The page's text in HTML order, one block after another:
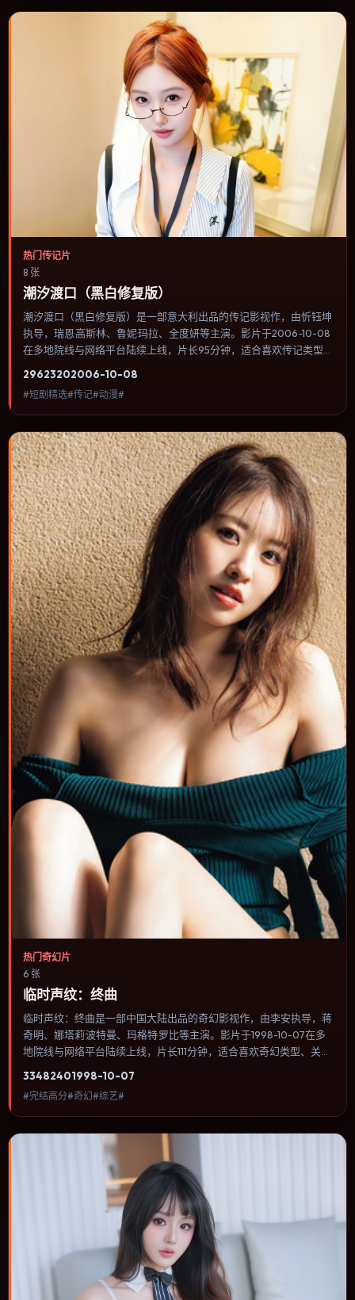
热门传记片
8 张
潮汐渡口（黑白修复版）
潮汐渡口（黑白修复版）是一部意大利出品的传记影视作，由忻钰坤
执导，瑞恩·高斯林、鲁妮·玛拉、全度妍等主演。影片于2006-10-08
在多地院线与网络平台陆续上线，片长95分钟，适合喜欢传记类型、
情节推进，节奏与视听语言统一，可作为休闲观影或类型片补片的选
择。
29623202006-10-08
#短剧精选#传记#动漫#
热门奇幻片
6 张
临时声纹：终曲
临时声纹：终曲是一部中国大陆出品的奇幻影视作，由李安执导，蒋
奇明、娜塔莉·波特曼、玛格特·罗比等主演。影片于1998-10-07在多
地院线与网络平台陆续上线，片长111分钟，适合喜欢奇幻类型、关注
节奏与视听语言统一，可作为休闲观影或类型片补片的选择。
33482401998-10-07
#完结高分#奇幻#综艺#